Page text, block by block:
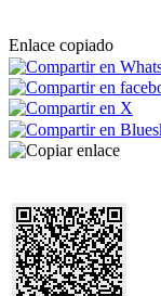
Enlace copiado